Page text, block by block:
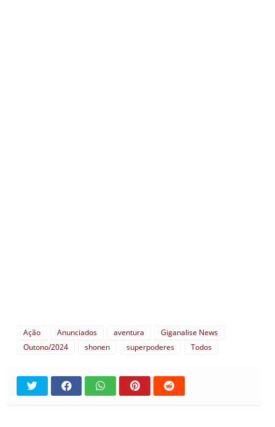
Ação Anunciados aventura
Giganalise News
Outono/2024
shonen superpoderes Todos